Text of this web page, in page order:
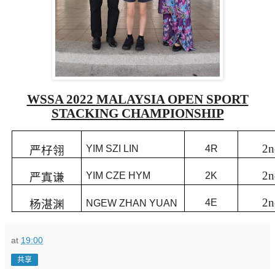
WSSA 2022 MALAYSIA OPEN SPORT
STACKING CHAMPIONSHIP
严杍翎 YIM SZI LIN 4R
严寘谦 YIM CZE HYM 2K
杨湛渊 NGEW ZHAN YUAN 4E
at 19:00
共享